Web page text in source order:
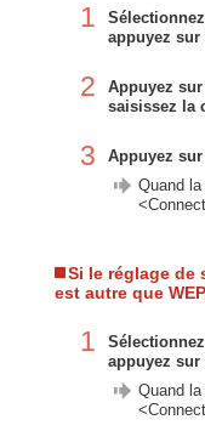
1
appuyez sur
2
Appuyez
saisissez la
3
Appuyez sur
Quand
Si le réglage de
est autre que
1
appuyez sur
Quand